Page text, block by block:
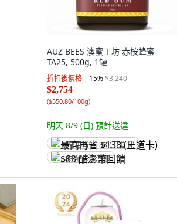
AUZ BEES 澳蜜工坊 赤桉蜂蜜
TA25, 500g, 1罐
折扣後價格 15%$3,240
$2,754
($550.80/100g)
明天 8/9 (日) 預計送達
最高再省 $138 (王道卡)
$83 酷澎幣回饋